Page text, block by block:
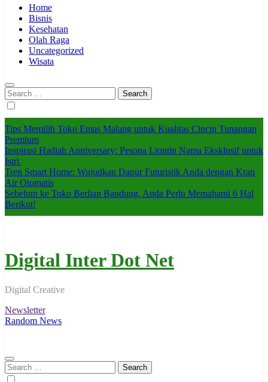
Home
Bisnis
Kesehatan
Olah Raga
Uncategorized
Wisata
Search
for:
Tips Memilih Toko Emas Malang untuk Kualitas Cincin Tunangan
Premium
Inspirasi Hadiah Anniversary: Pesona Liontin Nama Eksklusif untuk
Istri
Tren Smart Home: Wujudkan Dapur Futuristik Anda dengan Kran
Air Otomatis
Sebelum ke Toko Berlian Bandung, Anda Perlu Memahami 6 Hal
Berikut!
Digital Inter Dot Net
Digital Creative
Newsletter
Random News
Search
for: